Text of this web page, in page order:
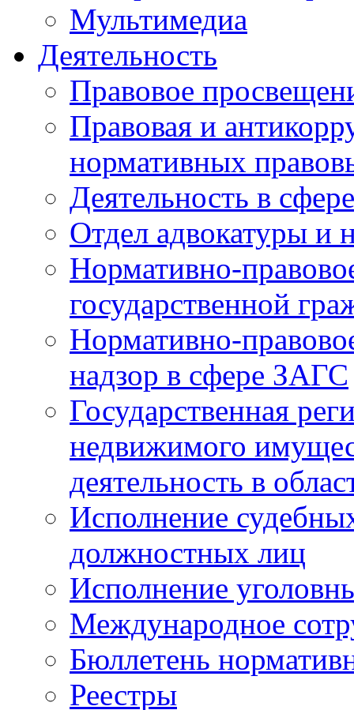
Мультимедиа
Деятельность
Правовое
Правовая и
нормативных
Деятельность в
Отдел адвокатуры и
Нормативно-
государственной
Нормативно-
надзор в сфере ЗАГС
Государственная
недвижимого
деятельность в
Исполнение
должностных лиц
Исполнение
Международное
Бюллетень
Реестры